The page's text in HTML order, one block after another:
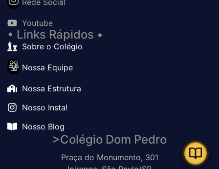
Youtube
• Links Rápidos •
Sobre o Colégio
Nossa Equipe
Nossa Estrutura
Nosso Insta!
Nosso Blog
>Colégio Dom Pedro
Praça do Monumento, 301